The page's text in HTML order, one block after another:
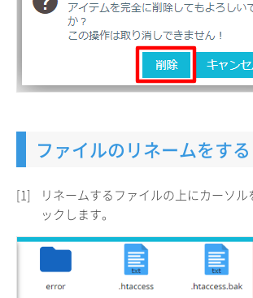
ファイルのリネームをする
[1]
リネームするファイルの上にカーソル
ックします。